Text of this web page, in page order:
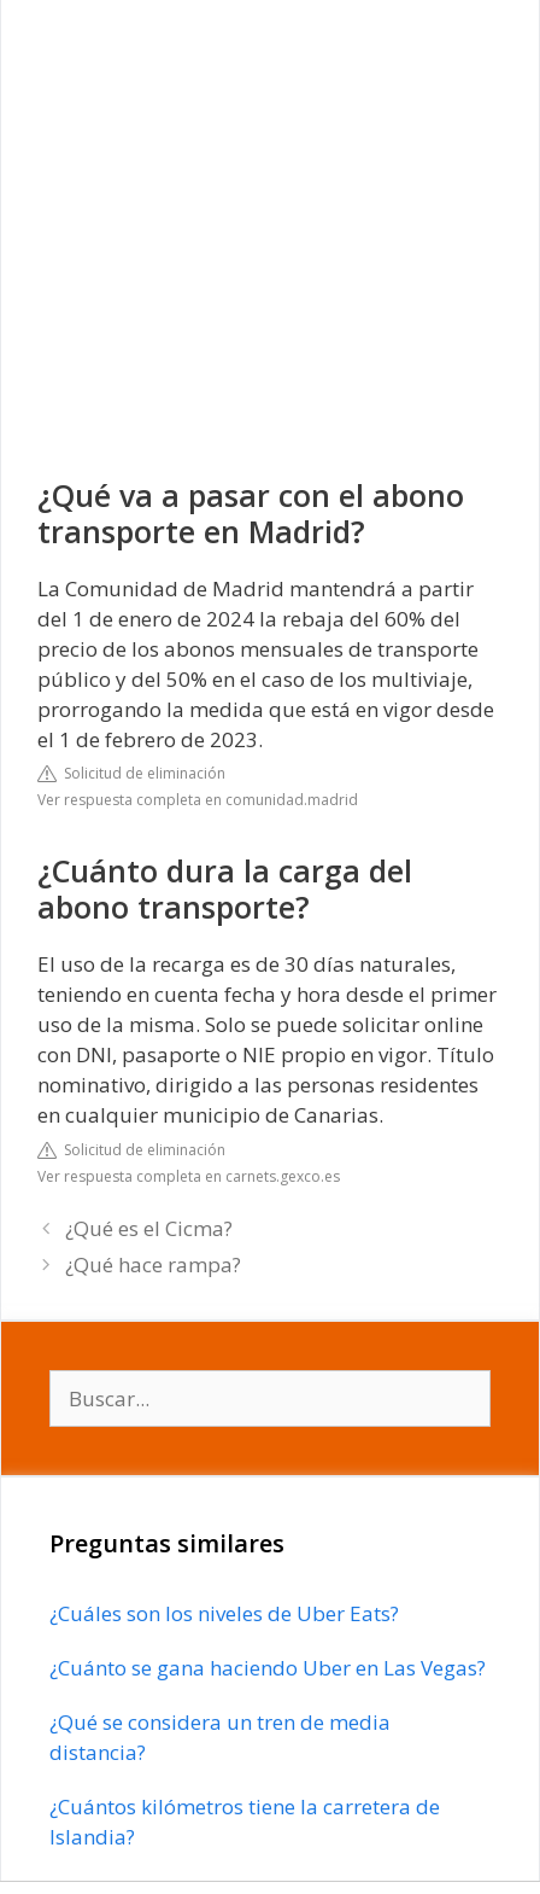
¿Qué va a pasar con el abono
transporte en Madrid?
La Comunidad de Madrid mantendrá a partir
del 1 de enero de 2024 la rebaja del 60% del
precio de los abonos mensuales de transporte
público y del 50% en el caso de los multiviaje,
prorrogando la medida que está en vigor desde
el 1 de febrero de 2023.
Solicitud de eliminación
Ver respuesta completa en comunidad.madrid
¿Cuánto dura la carga del
abono transporte?
El uso de la recarga es de 30 días naturales,
teniendo en cuenta fecha y hora desde el primer
uso de la misma. Solo se puede solicitar online
con DNI, pasaporte o NIE propio en vigor. Título
nominativo, dirigido a las personas residentes
en cualquier municipio de Canarias.
Solicitud de eliminación
Ver respuesta completa en carnets.gexco.es
¿Qué es el Cicma?
¿Qué hace rampa?
Preguntas similares
¿Cuáles son los niveles de Uber Eats?
¿Cuánto se gana haciendo Uber en Las Vegas?
¿Qué se considera un tren de media
distancia?
¿Cuántos kilómetros tiene la carretera de
Islandia?